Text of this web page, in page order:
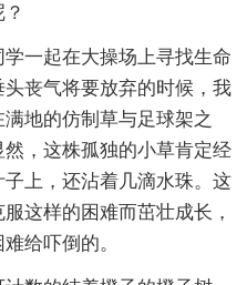
一起在大操场上寻找生命
丧气将要放弃的时候，我
地的仿制草与足球架之
，这株孤独的小草肯定经
上，还沾着几滴水珠。这
这样的困难而茁壮成长，
给吓倒的。